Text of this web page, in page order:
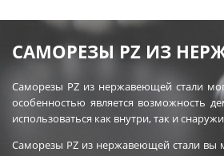
САМОРЕЗЫ PZ ИЗ
Саморезы PZ из нержавеющей стали
особенностью является возможность
использоваться как внутри, так и
Саморезы PZ из нержавеющей стали вы